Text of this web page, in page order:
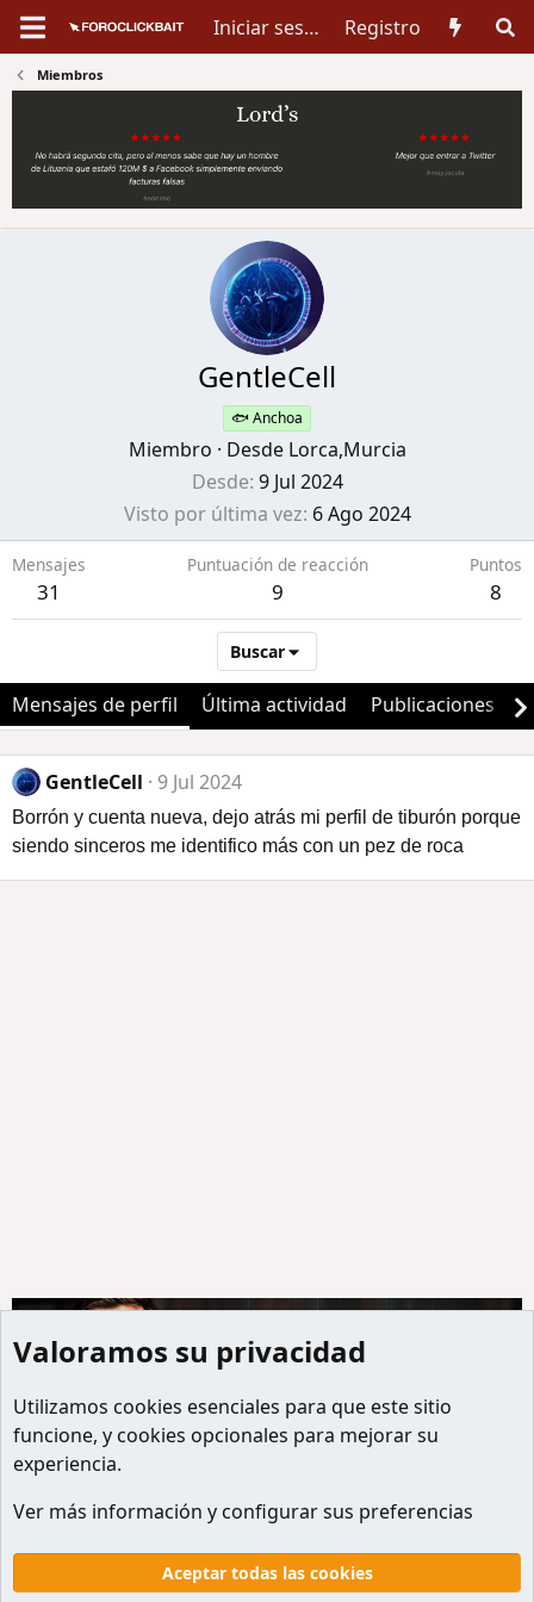
Iniciar sesión Registro
Miembros
GentleCell
🐟 Anchoa
Miembro · Desde Lorca,Murcia
Desde 9 Jul 2024
Visto por última vez 6 Ago 2024
Mensajes
31
Puntuación de reacción
9
Puntos
8
Buscar
Mensajes de perfil Última actividad Publicaciones
GentleCell 9 Jul 2024
Borrón y cuenta nueva, dejo atrás mi perfil de tiburón porque
siendo sinceros me identifico más con un pez de roca
Miembros
Default style
Español
Términos y reglas
Politicas de privacidad
Ayuda
Inicio
R
Valoramos su privacidad
Utilizamos cookies esenciales para que este sitio
funcione, y cookies opcionales para mejorar su
experiencia.
Ver más información y configurar sus preferencias
Aceptar todas las cookies